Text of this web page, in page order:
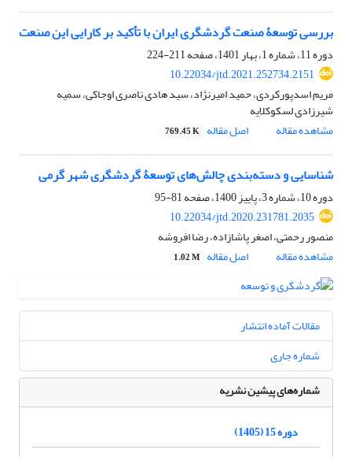
بررسی توسعۀ صنعت گردشگری ایران با تأکید بر کارایی این صنعت
دوره 11، شماره 1، بهار 1401، صفحه
211-224
10.22034/jtd.2021.252734.2151
مریم اسدپورکردی، حمید امیرنژاد، سید هادی ناصری اوجاکی، سمیه
شیرزادی لسکوکلایه
مشاهده مقاله
اصل مقاله 769.45 K
شناسایی و دسته‌بندی چالش‌های توسعۀ گردشگری شهر گرمی
دوره 10، شماره 3، پاییز 1400، صفحه
81-95
10.22034/jtd.2020.231781.2035
منصور رحمتی، اصغر پاشازاده، رضا افروشه
مشاهده مقاله
اصل مقاله 1.02 M
مقالات آماده انتشار
شماره جاری
شماره‌های پیشین نشریه
دوره 15 (1405)